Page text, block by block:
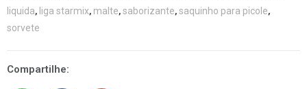
liquida, liga starmix, malte, saborizante, saquinho para picole,
sorvete
Compartilhe: